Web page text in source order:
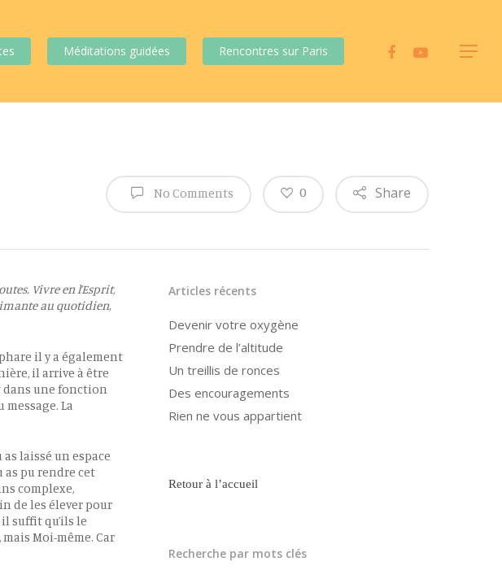
Méditations guidées Rencontres sur Paris
No Comments Share
0
Vivre en l’Esprit,
au quotidien,
il y a également
il arrive à être
dans une fonction
La
laissé un espace
as pu rendre cet
complexe,
de les élever pour
suffit qu’ils le
Moi-même. Car
Articles récents
Devenir votre oxygène
Prendre de l’altitude
Un treillis de ronces
Des encouragements
Rien ne vous appartient
Retour à l’accueil
Recherche par mots clés